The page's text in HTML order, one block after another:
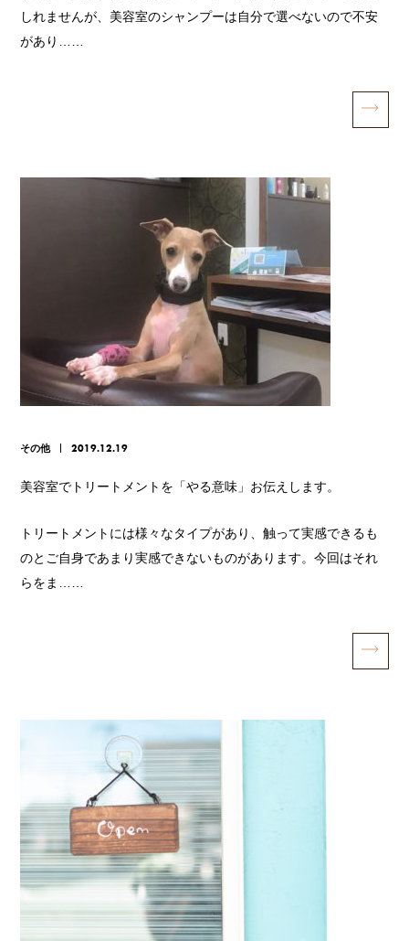
しれませんが、美容室のシャンプーは自分で選べないので不安
があり……
その他 2019.12.19
美容室でトリートメントを「やる意味」お伝えします。
トリートメントには様々なタイプがあり、触って実感できるも
のとご自身であまり実感できないものがあります。今回はそれ
らをま……